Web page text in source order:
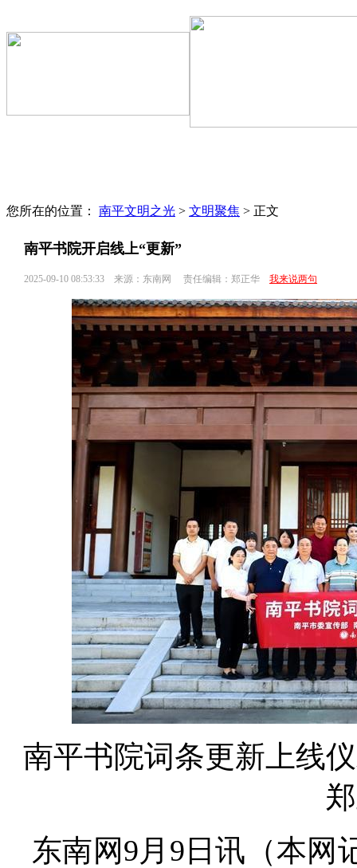
您所在的位置： 南平文明之光 > 文明聚焦 > 正文
南平书院开启线上“更新”
2025-09-10 08:53:33 来源：东南网 责任编辑：郑正华 我来说两句
南平书院词条更新上线
东南网9月9日讯（本网